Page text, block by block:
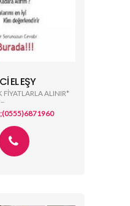
EL EŞY
FİYATLARLA ALINIR*